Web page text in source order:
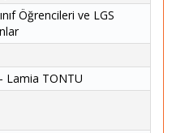
Öğrencileri ve LGS
Lamia TONTU